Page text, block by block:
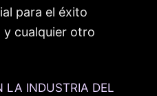
para el éxito
cualquier otro
LA INDUSTRIA DEL